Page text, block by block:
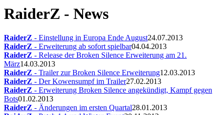
RaiderZ - News
RaiderZ - Einstellung in Europa Ende August24.07.2013
RaiderZ - Erweiterung ab sofort spielbar04.04.2013
RaiderZ - Release der Broken Silence Erweiterung am 21.
März14.03.2013
RaiderZ - Trailer zur Broken Silence Erweiterung12.03.2013
RaiderZ - Der Kowensumpf im Trailer27.02.2013
RaiderZ - Erweiterung Broken Silence angekündigt, Kampf gegen
Bots01.02.2013
RaiderZ - Änderungen im ersten Quartal28.01.2013